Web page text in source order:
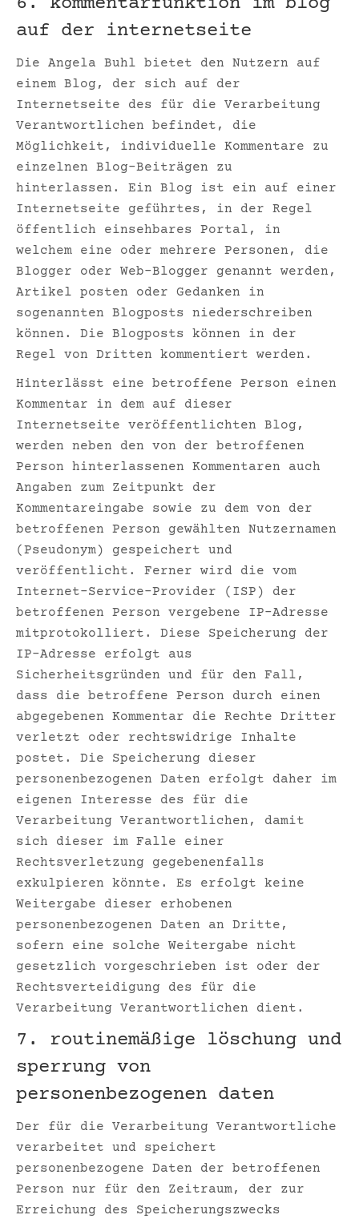
auf der internetseite
Die Angela Buhl bietet den Nutzern auf
einem Blog, der sich auf der
Internetseite des für die Verarbeitung
Verantwortlichen befindet, die
Möglichkeit, individuelle Kommentare zu
einzelnen Blog-Beiträgen zu
hinterlassen. Ein Blog ist ein auf einer
Internetseite geführtes, in der Regel
öffentlich einsehbares Portal, in
welchem eine oder mehrere Personen, die
Blogger oder Web-Blogger genannt werden,
Artikel posten oder Gedanken in
sogenannten Blogposts niederschreiben
können. Die Blogposts können in der
Regel von Dritten kommentiert werden.
Hinterlässt eine betroffene Person einen
Kommentar in dem auf dieser
Internetseite veröffentlichten Blog,
werden neben den von der betroffenen
Person hinterlassenen Kommentaren auch
Angaben zum Zeitpunkt der
Kommentareingabe sowie zu dem von der
betroffenen Person gewählten Nutzernamen
(Pseudonym) gespeichert und
veröffentlicht. Ferner wird die vom
Internet-Service-Provider (ISP) der
betroffenen Person vergebene IP-Adresse
mitprotokolliert. Diese Speicherung der
IP-Adresse erfolgt aus
Sicherheitsgründen und für den Fall,
dass die betroffene Person durch einen
abgegebenen Kommentar die Rechte Dritter
verletzt oder rechtswidrige Inhalte
postet. Die Speicherung dieser
personenbezogenen Daten erfolgt daher im
eigenen Interesse des für die
Verarbeitung Verantwortlichen, damit
sich dieser im Falle einer
Rechtsverletzung gegebenenfalls
exkulpieren könnte. Es erfolgt keine
Weitergabe dieser erhobenen
personenbezogenen Daten an Dritte,
sofern eine solche Weitergabe nicht
gesetzlich vorgeschrieben ist oder der
Rechtsverteidigung des für die
Verarbeitung Verantwortlichen dient.
7. routinemäßige löschung und
sperrung von
personenbezogenen daten
Der für die Verarbeitung Verantwortliche
verarbeitet und speichert
personenbezogene Daten der betroffenen
Person nur für den Zeitraum, der zur
Erreichung des Speicherungszwecks